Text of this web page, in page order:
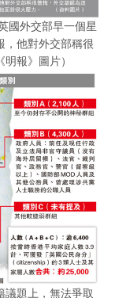
國外交部早一個星
，他對外交部稱很
報》圖片）
議題上，無法爭取